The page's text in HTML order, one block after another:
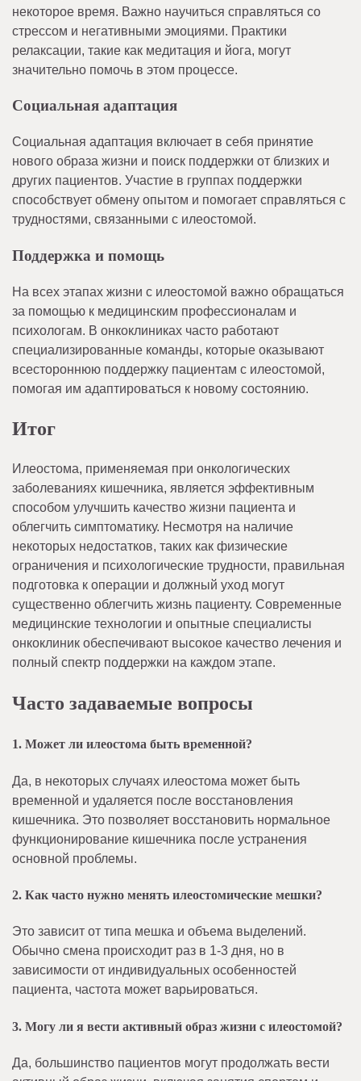
некоторое время. Важно научиться справляться со
стрессом и негативными эмоциями. Практики
релаксации, такие как медитация и йога, могут
значительно помочь в этом процессе.
Социальная адаптация
Социальная адаптация включает в себя принятие
нового образа жизни и поиск поддержки от близких и
других пациентов. Участие в группах поддержки
способствует обмену опытом и помогает справляться с
трудностями, связанными с илеостомой.
Поддержка и помощь
На всех этапах жизни с илеостомой важно обращаться
за помощью к медицинским профессионалам и
психологам. В онкоклиниках часто работают
специализированные команды, которые оказывают
всестороннюю поддержку пациентам с илеостомой,
помогая им адаптироваться к новому состоянию.
Итог
Илеостома, применяемая при онкологических
заболеваниях кишечника, является эффективным
способом улучшить качество жизни пациента и
облегчить симптоматику. Несмотря на наличие
некоторых недостатков, таких как физические
ограничения и психологические трудности, правильная
подготовка к операции и должный уход могут
существенно облегчить жизнь пациенту. Современные
медицинские технологии и опытные специалисты
онкоклиник обеспечивают высокое качество лечения и
полный спектр поддержки на каждом этапе.
Часто задаваемые вопросы
1. Может ли илеостома быть временной?
Да, в некоторых случаях илеостома может быть
временной и удаляется после восстановления
кишечника. Это позволяет восстановить нормальное
функционирование кишечника после устранения
основной проблемы.
2. Как часто нужно менять илеостомические мешки?
Это зависит от типа мешка и объема выделений.
Обычно смена происходит раз в 1-3 дня, но в
зависимости от индивидуальных особенностей
пациента, частота может варьироваться.
3. Могу ли я вести активный образ жизни с илеостомой?
Да, большинство пациентов могут продолжать вести